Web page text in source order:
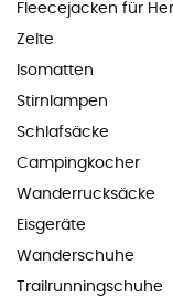
Fleecejacken für
Zelte
Isomatten
Stirnlampen
Schlafsäcke
Campingkocher
Wanderrucksäcke
Eisgeräte
Wanderschuhe
Trailrunningschuhe